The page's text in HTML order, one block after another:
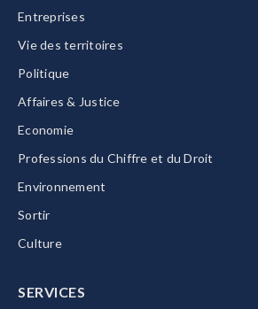
Entreprises
Vie des territoires
Politique
Affaires & Justice
Economie
Professions du Chiffre et du Droit
Environnement
Sortir
Culture
SERVICES